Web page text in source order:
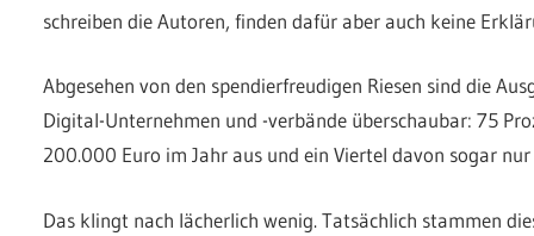
schreiben die Autoren, finden dafür aber auch keine
Abgesehen von den spendierfreudigen Riesen sind die
Digital-Unternehmen und -verbände überschaubar: 75
200.000 Euro im Jahr aus und ein Viertel davon sogar
Das klingt nach lächerlich wenig. Tatsächlich stammen